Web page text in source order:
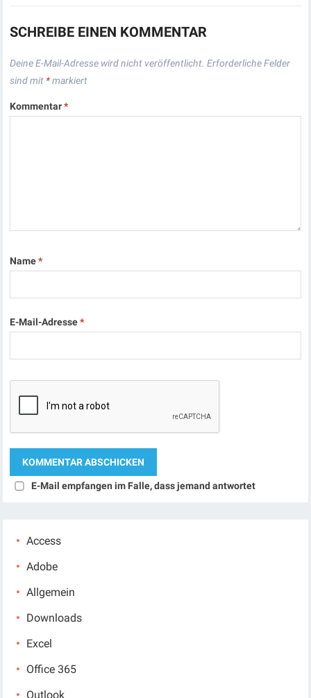
SCHREIBE EINEN KOMMENTAR
Deine E-Mail-Adresse wird nicht veröffentlicht. Erforderliche Felder
sind mit *markiert
Kommentar*
Name*
E-Mail-Adresse*
E-Mail empfangen im Falle, dass jemand antwortet
Access
Adobe
Allgemein
Downloads
Excel
Office 365
Outlook